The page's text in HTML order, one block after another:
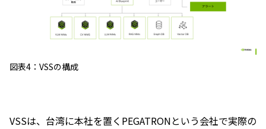
図表4：VSSの構成
VSSは、台湾に本社を置くPEGATRONという会社で実際の